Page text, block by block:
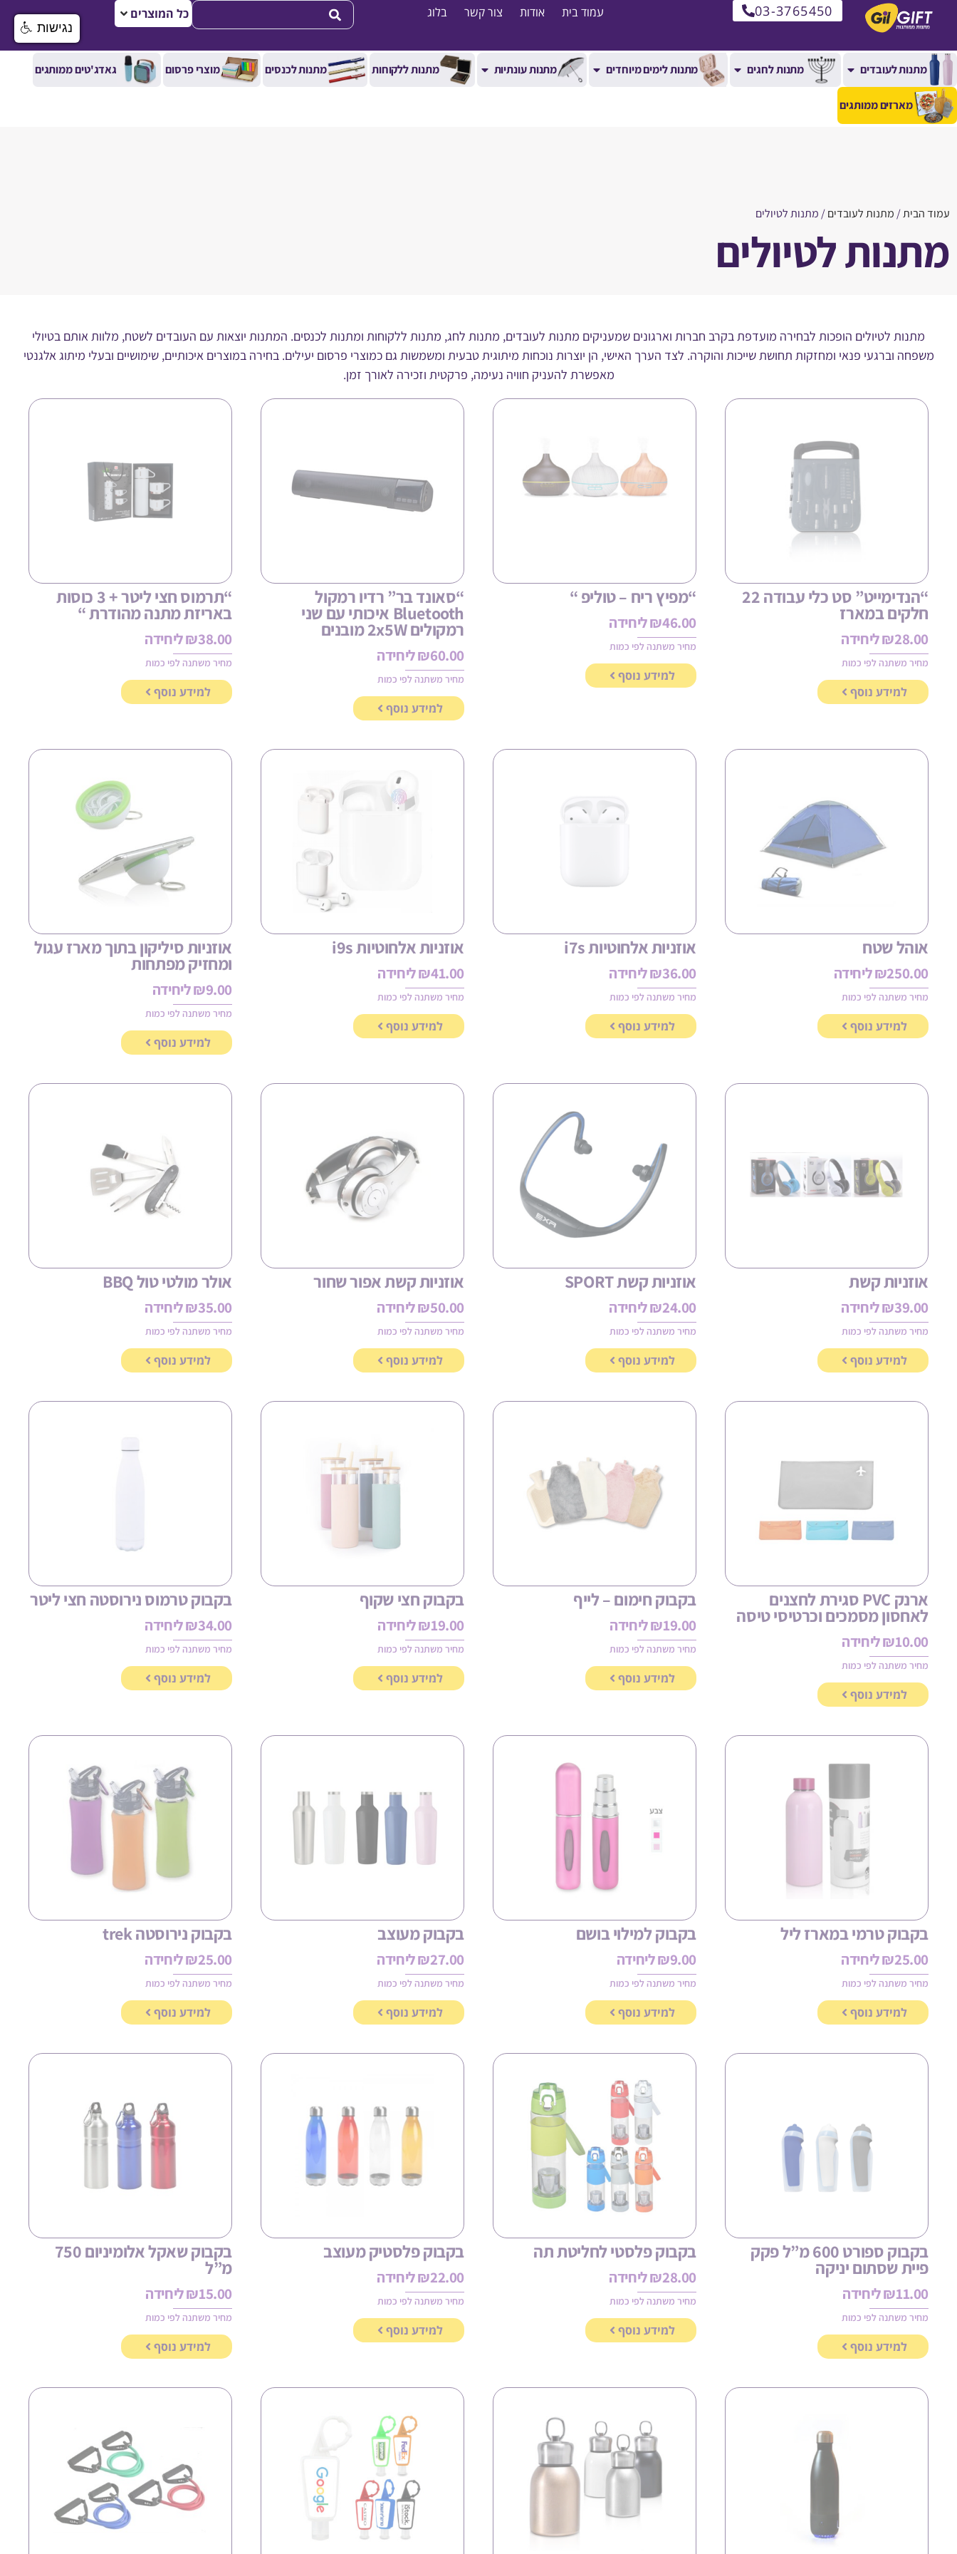
03-3765450 עמוד בית אודות צור קשר בלוג כל המוצרים
מתנות לעובדים מתנות לחגים מתנות לימים מיוחדים מתנות עונתיות מתנות ללקוחות מתנות לכנסים מוצרי פרסום גאדג'טים ממותגים
מארזים ממותגים
עמוד הבית/ מתנות לעובדים/ מתנות לטיולים
מתנות לטיולים
מתנות לטיולים הופכות לבחירה מועדפת בקרב חברות וארגונים שמעניקים מתנות לעובדים, מתנות לחג, מתנות ללקוחות ומתנות לכנסים. המתנות יוצאות עם העובדים לשטח, מלוות אותם בטיולי
משפחה וברגעי פנאי ומחזקות תחושת שייכות והוקרה. לצד הערך האישי, הן יוצרות נוכחות מיתוגית טבעית ומשמשות גם כמוצרי פרסום יעילים. בחירה במוצרים איכותיים, שימושיים ובעלי מיתוג אלגנטי
מאפשרת להעניק חוויה נעימה, פרקטית וזכירה לאורך זמן.
“הנדימייט” סט כלי עבודה 22
חלקים במארז
₪28.00 ליחידה
מחיר משתנה לפי כמות
למידע נוסף
“מפיץ ריח – טוליפ “
₪46.00 ליחידה
מחיר משתנה לפי כמות
למידע נוסף
“סאונד בר” רדיו רמקול
Bluetooth איכותי עם שני
רמקולים 2x5W מובנים
₪60.00 ליחידה
מחיר משתנה לפי כמות
למידע נוסף
“תרמוס חצי ליטר + 3 כוסות
באריזת מתנה מהודרת “
₪38.00 ליחידה
מחיר משתנה לפי כמות
למידע נוסף
אוהל שטח
₪250.00 ליחידה
מחיר משתנה לפי כמות
למידע נוסף
אוזניות אלחוטיות i7s
₪36.00 ליחידה
מחיר משתנה לפי כמות
למידע נוסף
אוזניות אלחוטיות i9s
₪41.00 ליחידה
מחיר משתנה לפי כמות
למידע נוסף
אוזניות סיליקון בתוך מארז עגול
ומחזיק מפתחות
₪9.00 ליחידה
מחיר משתנה לפי כמות
למידע נוסף
אוזניות קשת
₪39.00 ליחידה
מחיר משתנה לפי כמות
למידע נוסף
אוזניות קשת SPORT
₪24.00 ליחידה
מחיר משתנה לפי כמות
למידע נוסף
אוזניות קשת אפור שחור
₪50.00 ליחידה
מחיר משתנה לפי כמות
למידע נוסף
אולר מולטי טול BBQ
₪35.00 ליחידה
מחיר משתנה לפי כמות
למידע נוסף
ארנק PVC סגירת לחצנים
לאחסון מסמכים וכרטיסי טיסה
₪10.00 ליחידה
מחיר משתנה לפי כמות
למידע נוסף
בקבוק חימום – לייף
₪19.00 ליחידה
מחיר משתנה לפי כמות
למידע נוסף
בקבוק חצי שקוף
₪19.00 ליחידה
מחיר משתנה לפי כמות
למידע נוסף
בקבוק טרמוס נירוסטה חצי ליטר
₪34.00 ליחידה
מחיר משתנה לפי כמות
למידע נוסף
בקבוק טרמי במארז ליל
₪25.00 ליחידה
מחיר משתנה לפי כמות
למידע נוסף
בקבוק למילוי בושם
₪9.00 ליחידה
מחיר משתנה לפי כמות
למידע נוסף
בקבוק מעוצב
₪27.00 ליחידה
מחיר משתנה לפי כמות
למידע נוסף
בקבוק נירוסטה trek
₪25.00 ליחידה
מחיר משתנה לפי כמות
למידע נוסף
בקבוק ספורט 600 מ”ל פקק
פיית שסתום יניקה
₪11.00 ליחידה
מחיר משתנה לפי כמות
למידע נוסף
בקבוק פלסטי לחליטת תה
₪28.00 ליחידה
מחיר משתנה לפי כמות
למידע נוסף
בקבוק פלסטיק מעוצב
₪22.00 ליחידה
מחיר משתנה לפי כמות
למידע נוסף
בקבוק שאקל אלומיניום 750
מ”ל
₪15.00 ליחידה
מחיר משתנה לפי כמות
למידע נוסף
נגישות